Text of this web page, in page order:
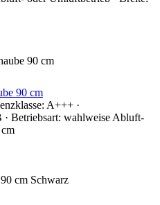
90 cm
A+++ ·
· Betriebsart: wahlweise Abluft-